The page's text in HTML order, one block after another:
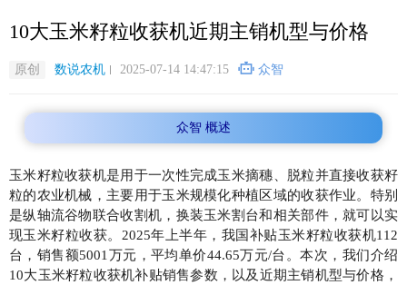
转
主
内
容
10大玉米籽粒收获机近期主销机型与价格
原创 数说农机 2025-07-14 14:47:15 众智
众智 概述
玉米籽粒收获机是用于一次性完成玉米摘穗、脱粒并直接收获籽
粒的农业机械，主要用于玉米规模化种植区域的收获作业。特别
是纵轴流谷物联合收割机，换装玉米割台和相关部件，就可以实
现玉米籽粒收获。2025年上半年，我国补贴玉米籽粒收获机112
台，销售额5001万元，平均单价44.65万元/台。本次，我们介绍
10大玉米籽粒收获机补贴销售参数，以及近期主销机型与价格，